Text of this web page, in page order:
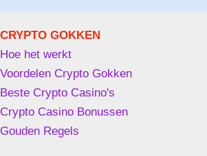
CRYPTO GOKKEN
Hoe het werkt
Voordelen Crypto Gokken
Beste Crypto Casino's
Crypto Casino Bonussen
Gouden Regels